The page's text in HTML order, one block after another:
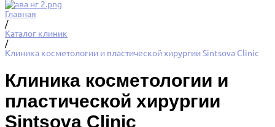
Главная
/
Каталог клиник
/
Клиника косметологии и пластической хирургии Sintsova Clinic
Клиника косметологии и
пластической хирургии
Sintsova Clinic